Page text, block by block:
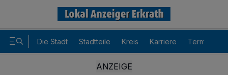
Die Stadt Stadtteile Kreis Karriere Termine